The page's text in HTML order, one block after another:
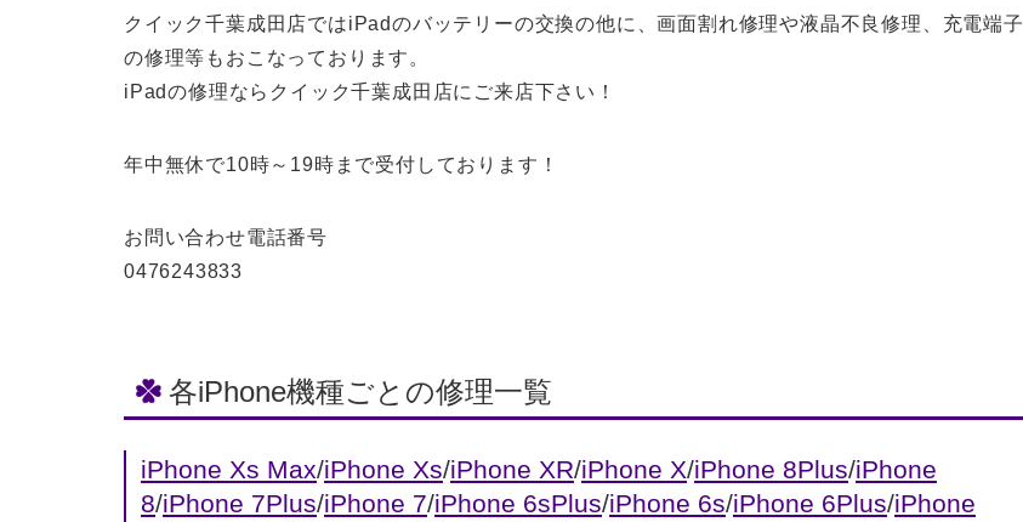
クイック千葉成田店ではiPadのバッテリーの交換の他に、画面割れ修理や液晶不良修理、充電端子
の修理等もおこなっております。
iPadの修理ならクイック千葉成田店にご来店下さい！
年中無休で10時～19時まで受付しております！
お問い合わせ電話番号
0476243833
各iPhone機種ごとの修理一覧
iPhone Xs Max/iPhone Xs/iPhone XR/iPhone X/iPhone 8Plus/iPhone
8/iPhone 7Plus/iPhone 7/iPhone 6sPlus/iPhone 6s/iPhone 6Plus/iPhone